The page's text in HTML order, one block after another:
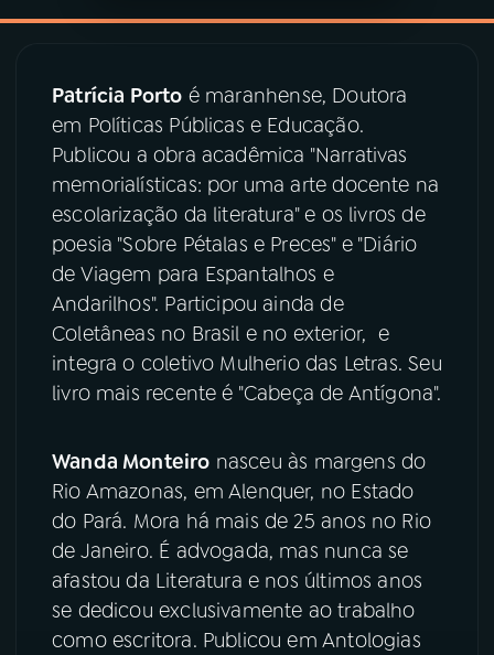
ACOMPANHE A RÁDIO MEC
YouTube Facebook
Instagram X
TikTok
Patrícia Porto é maranhense, Doutora
em Políticas Públicas e Educação.
Publicou a obra acadêmica "Narrativas
memorialísticas: por uma arte docente na
escolarização da literatura" e os livros de
poesia "Sobre Pétalas e Preces" e "Diário
de Viagem para Espantalhos e
Andarilhos". Participou ainda de
Coletâneas no Brasil e no exterior, e
integra o coletivo Mulherio das Letras. Seu
livro mais recente é "Cabeça de Antígona".
Wanda Monteiro nasceu às margens do
Rio Amazonas, em Alenquer, no Estado
do Pará. Mora há mais de 25 anos no Rio
de Janeiro. É advogada, mas nunca se
afastou da Literatura e nos últimos anos
se dedicou exclusivamente ao trabalho
como escritora. Publicou em Antologias